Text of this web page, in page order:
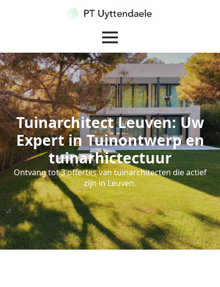
Tuinarchitect Leuven: Uw
Expert in Tuinontwerp en
tuinarhictectuur
Ontvang tot 3 offertes van tuinarchitecten die actief
zijn in Leuven.